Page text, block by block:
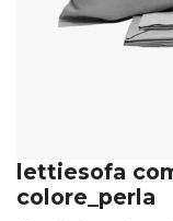
lettiesofa
colore_perla